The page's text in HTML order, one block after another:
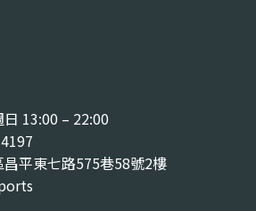
13:00 – 22:00
平東七路575巷58號2樓